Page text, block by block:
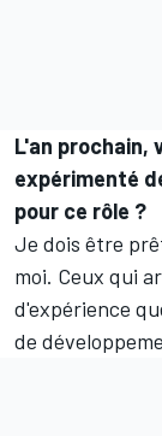
L'an prochain,
expérimenté
pour ce rôle ?
Je dois être
moi. Ceux qui
d'expérience
de